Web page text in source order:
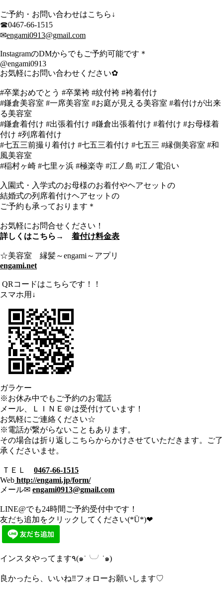
ご予約・お問い合わせはこちら↓
☎︎0467-66-1515
✉︎engami0913@gmail.com
InstagramのDMからでもご予約可能です＊
@engami0913
お気軽にお問い合わせください✿︎
#卒業おめでとう #卒業袴 #紋付袴 #袴着付け
#鎌倉美容室 #一席美容室 #お庭が見える美容室 #着付けが出来
る美容室
#鎌倉着付け #出張着付け #鎌倉出張着付け #着付け #お母様着
付け #列席着付け
#七五三前撮り着付け #七五三着付け #七五三 #縁側美容室 #和
風美容室
#稲村ヶ崎 #七里ヶ浜 #極楽寺 #江ノ島 #江ノ電沿い
入園式・入学式のお母様のお着付やヘアセットの
結婚式の列席着付けヘアセットの
ご予約も承っております＊
お気軽にお問合せください！
詳しくはこちら→ 着付け料金表
☆美容室 縁髪～engami～アプリ
engami.net
QRコードはこちらです！！
スマホ用↓
ガラケー
※お休み中でもご予約のお電話
メール、ＬＩＮＥ＠は受付けています！
お気軽にご連絡ください☆
※電話が繋がらないこともあります。
その場合は折り返しこちらからかけさせていただきます。ご了
承くださいませ。
ＴＥＬ 0467-66-1515
Web http://engami.jp/form/
メール✉︎ engami0913@gmail.com
LINE@でも24時間ご予約受付中です！
友だち追加をクリックしてください(*Ü*)❤︎
インスタやってます٩(๑˙╰╯˙๑)
良かったら、いいね‼︎フォローお願いします♡